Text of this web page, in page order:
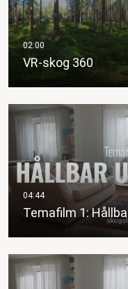
VR-skog 360
Temafilm 1: